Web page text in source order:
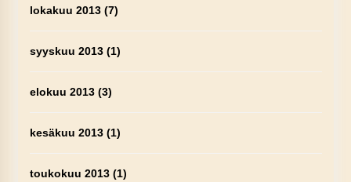
lokakuu 2013(7)
syyskuu 2013(1)
elokuu 2013(3)
kesäkuu 2013(1)
toukokuu 2013(1)